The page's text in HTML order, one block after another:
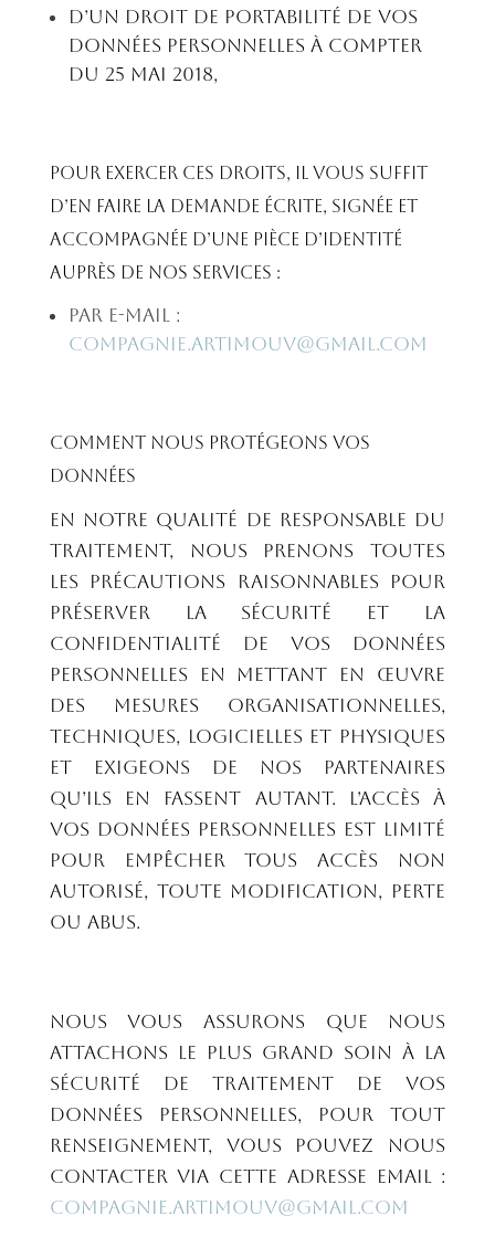
D’un droit de portabilité de vos
données personnelles à compter
du 25 mai 2018,
Pour exercer ces droits, il vous suffit
d’en faire la demande écrite, signée et
accompagnée d’une pièce d’identité
auprès de nos services :
Par e-mail :
compagnie.artimouv@gmail.com
Comment nous protégeons vos
données
En notre qualité de responsable du
traitement, nous prenons toutes
les précautions raisonnables pour
préserver la sécurité et la
confidentialité de vos données
personnelles en mettant en œuvre
des mesures organisationnelles,
techniques, logicielles et physiques
et exigeons de nos partenaires
qu’ils en fassent autant. L’accès à
vos données personnelles est limité
pour empêcher tous accès non
autorisé, toute modification, perte
ou abus.
Nous vous assurons que nous
attachons le plus grand soin à la
sécurité de traitement de vos
données personnelles, pour tout
renseignement, vous pouvez nous
contacter via cette adresse email :
compagnie.artimouv@gmail.com